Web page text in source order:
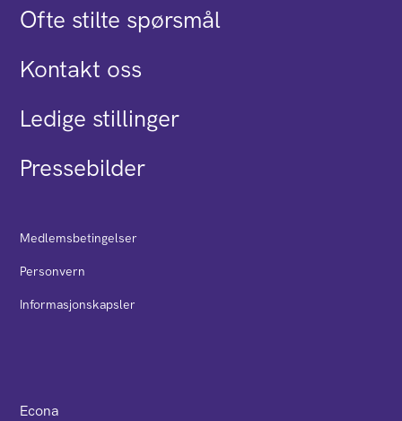
Ofte stilte spørsmål
Kontakt oss
Ledige stillinger
Pressebilder
Medlemsbetingelser
Personvern
Informasjonskapsler
Econa